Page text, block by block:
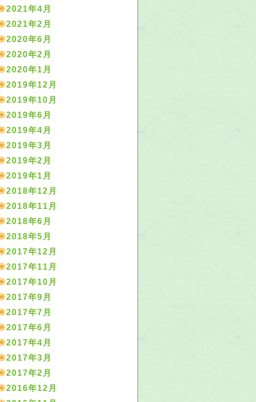
2021年4月
2021年2月
2020年6月
2020年2月
2020年1月
2019年12月
2019年10月
2019年6月
2019年4月
2019年3月
2019年2月
2019年1月
2018年12月
2018年11月
2018年6月
2018年5月
2017年12月
2017年11月
2017年10月
2017年9月
2017年7月
2017年6月
2017年4月
2017年3月
2017年2月
2016年12月